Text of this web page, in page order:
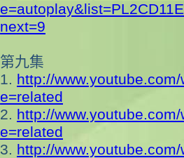
e=autoplay&
next=9
第九集
1. http://
e=related
2. http://
e=related
3. http://